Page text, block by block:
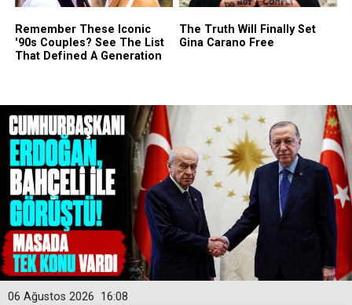
16:08
06 Ağustos 2026